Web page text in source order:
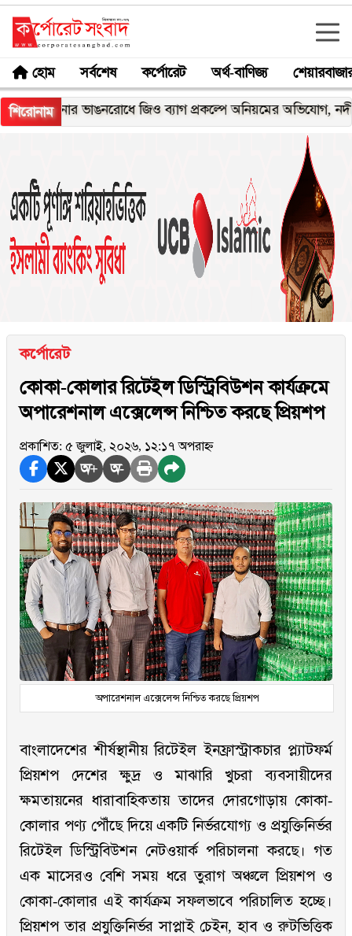
হোম সর্বশেষ কর্পোরেট অর্থ-বাণিজ্য
শিরোনাম
ভাঙনরোধে জিও ব্যাগ প্রকল্পে অনিয়মের অভিযোগ, নদীরকূলে
কর্পোরেট
কোকা-কোলার রিটেইল ডিস্ট্রিবিউশন কার্যক্রমে
অপারেশনাল এক্সেলেন্স নিশ্চিত করছে প্রিয়শপ
প্রকাশিত: ৫ জুলাই, ২০২৬, ১২:১৭ অপরাহ্ন
অ+ অ-
অপারেশনাল এক্সেলেন্স নিশ্চিত করছে প্রিয়শপ
বাংলাদেশের শীর্ষস্থানীয় রিটেইল ইনফ্রাস্ট্রাকচার প্ল্যাটফর্ম
প্রিয়শপ দেশের ক্ষুদ্র ও মাঝারি খুচরা ব্যবসায়ীদের
ক্ষমতায়নের ধারাবাহিকতায় তাদের দোরগোড়ায় কোকা-
কোলার পণ্য পৌঁছে দিয়ে একটি নির্ভরযোগ্য ও প্রযুক্তিনির্ভর
রিটেইল ডিস্ট্রিবিউশন নেটওয়ার্ক পরিচালনা করছে। গত
এক মাসেরও বেশি সময় ধরে তুরাগ অঞ্চলে প্রিয়শপ ও
কোকা-কোলার এই কার্যক্রম সফলভাবে পরিচালিত হচ্ছে।
প্রিয়শপ তার প্রযুক্তিনির্ভর সাপ্লাই চেইন, হাব ও রুটভিত্তিক